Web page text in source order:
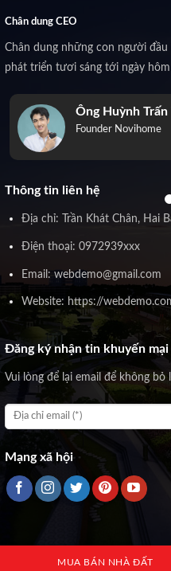
Chân dung CEO
Chân dung những con người
phát triển tươi sáng tới ngày
Ông Huỳnh Trấn
Founder Novihome
Thông tin liên hệ
Địa chỉ: Trần Khát Chân, Hai
Điện thoại: 0972939xxx
Email: webdemo@gmail.com
Website: https://
Đăng ký nhận tin khuyến mại
Vui lòng để lại email để không
Mạng xã hội
MUA BÁN NHÀ ĐẤT